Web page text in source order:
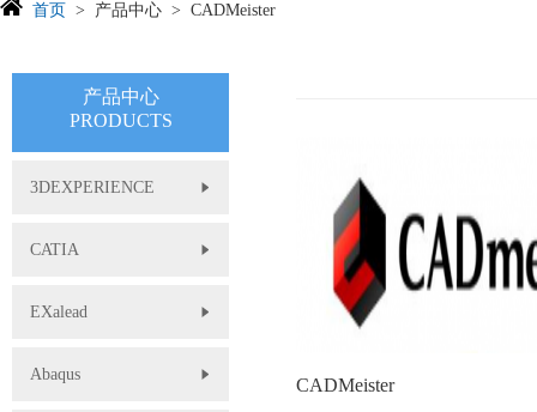
首页 产品中心 CADMeister
产品中心
PRODUCTS
3DEXPERIENCE
CATIA
EXalead
Abaqus
CADMeister